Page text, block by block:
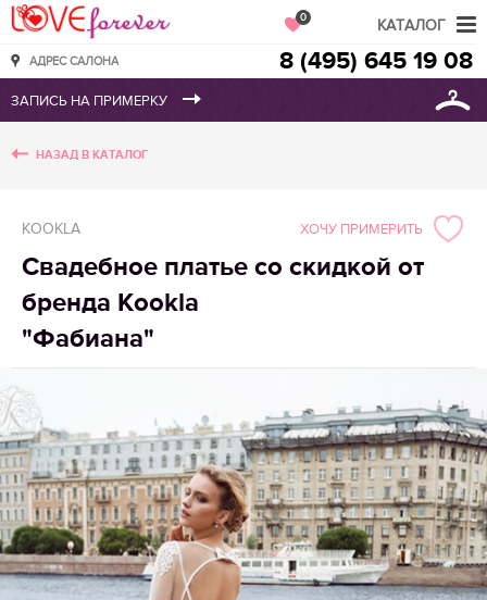
Love Forever
АДРЕС САЛОНА
0
8 (495) 645 19 08
НАЗАД В КАТАЛОГ
KOOKLA
Свадебное платье со скидкой от
бренда Kookla
"Фабиана"
ХОЧУ ПРИМЕРИТЬ
КАТАЛОГ